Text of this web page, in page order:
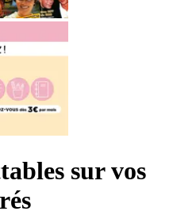
sur vos